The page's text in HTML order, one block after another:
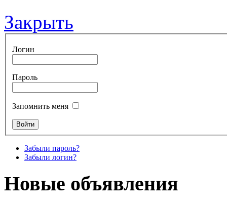
Закрыть
Логин
Пароль
Запомнить меня
Забыли пароль?
Забыли логин?
Новые объявления